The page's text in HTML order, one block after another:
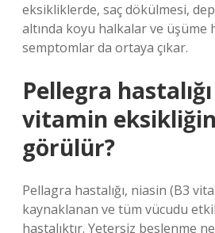
eksikliklerde, saç dökülmesi,
altında koyu halkalar ve üşüme
semptomlar da ortaya çıkar.
Pellegra
vitamin
görülür?
Pellagra hastalığı, niasin (B3
kaynaklanan ve tüm vücudu
hastalıktır. Yetersiz beslenme